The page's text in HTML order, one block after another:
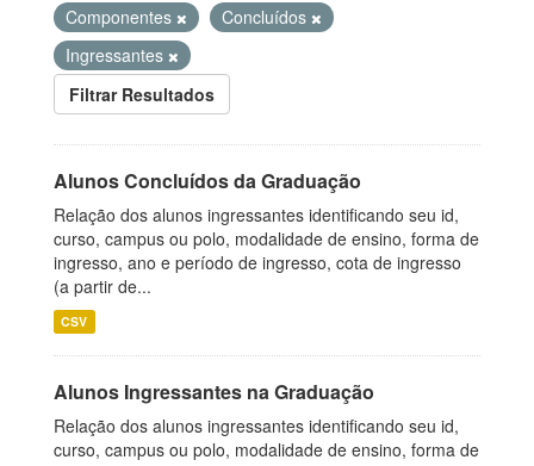
Componentes
Concluídos
Ingressantes
Filtrar Resultados
Alunos Concluídos da Graduação
Relação dos alunos ingressantes identificando seu id,
curso, campus ou polo, modalidade de ensino, forma de
ingresso, ano e período de ingresso, cota de ingresso
(a partir de...
CSV
Alunos Ingressantes na Graduação
Relação dos alunos ingressantes identificando seu id,
curso, campus ou polo, modalidade de ensino, forma de